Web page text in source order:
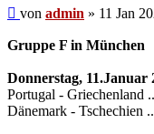
Beitrag
von admin » 11 Jan
Gruppe F in München
Donnerstag, 11.Januar
Portugal - Griechenland
Dänemark - Tschechien